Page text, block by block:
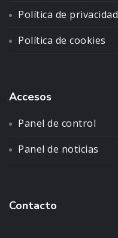
Política de privacidad
Política de cookies
Accesos
Panel de control
Panel de noticias
Contacto